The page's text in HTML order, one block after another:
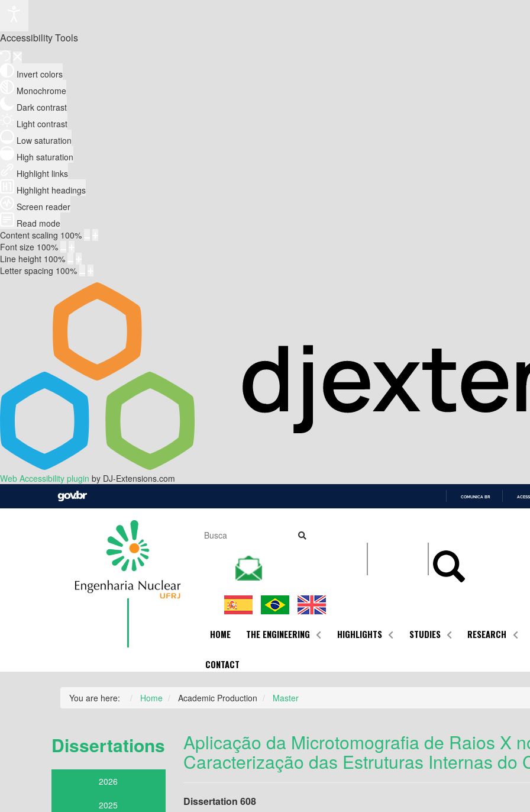
Accessibility Tools
Invert colors
Monochrome
Dark contrast
Light contrast
Low saturation
High saturation
Highlight links
Highlight headings
Screen reader
Read mode
Content scaling 100%
Font size 100%
Line height 100%
Letter spacing 100%
Web Accessibility plugin by DJ-Extensions.com
COMUNICA BR
HOME THE ENGINEERING HIGHLIGHTS STUDIES RESEARCH
CONTACT
You are here: Home Academic Production Master
Dissertations
2026
2025
Aplicação da Microtomografia de Raios X
Caracterização das Estruturas Internas do
Dissertation 608